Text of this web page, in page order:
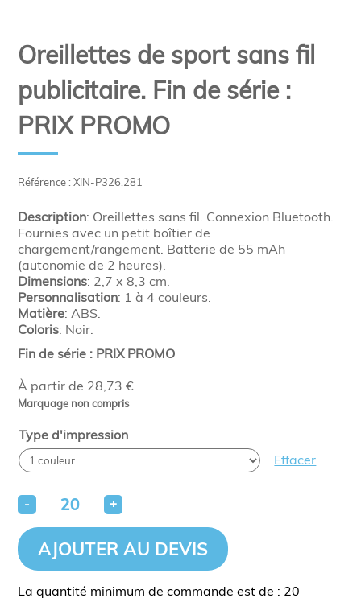
Référence : XIN-P326.281
À partir de 28,73 €
Marquage non compris
Oreillettes de sport sans fil
publicitaire. Fin de série :
PRIX PROMO
Description: Oreillettes sans fil. Connexion Bluetooth.
Fournies avec un petit boîtier de
chargement/rangement. Batterie de 55 mAh
(autonomie de 2 heures).
Dimensions: 2,7 x 8,3 cm.
Personnalisation: 1 à 4 couleurs.
Matière: ABS.
Coloris: Noir.
Fin de série : PRIX PROMO
Type d'impression
Effacer
- +
AJOUTER AU DEVIS
La quantité minimum de commande est de : 20